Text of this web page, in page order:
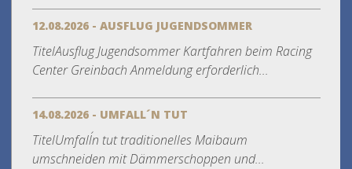
12.08.2026 - AUSFLUG JUGENDSOMMER
TitelAusflug Jugendsommer Kartfahren beim Racing
Center Greinbach Anmeldung erforderlich...
14.08.2026 - UMFALL´N TUT
TitelUmfall´n tut traditionelles Maibaum
umschneiden mit Dämmerschoppen und...